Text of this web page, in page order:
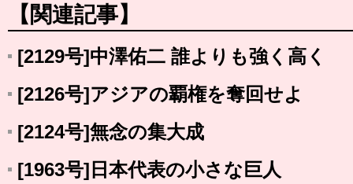
【関連記事】
[2129号]中澤佑二 誰よりも強く高く
[2126号]アジアの覇権を奪回せよ
[2124号]無念の集大成
[1963号]日本代表の小さな巨人